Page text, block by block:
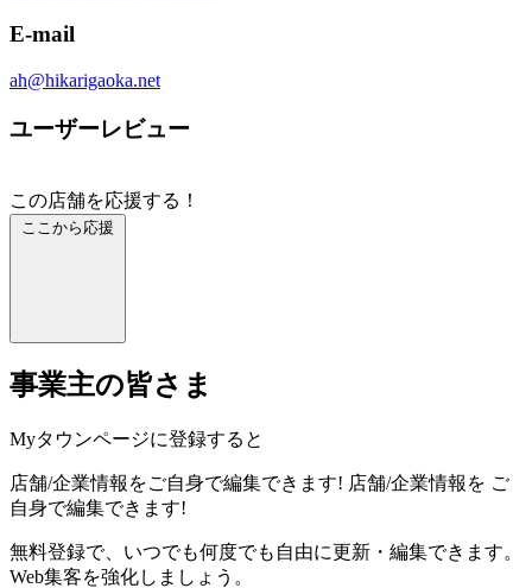
E-mail
ah@hikarigaoka.net
ユーザーレビュー
この店舗を応援する！
ここから応援
事業主の皆さま
Myタウンページに登録すると
店舗/企業情報をご自身で編集できます! 店舗/企業情報を ご
自身で編集できます!
無料登録で、いつでも何度でも自由に更新・編集できます。
Web集客を強化しましょう。